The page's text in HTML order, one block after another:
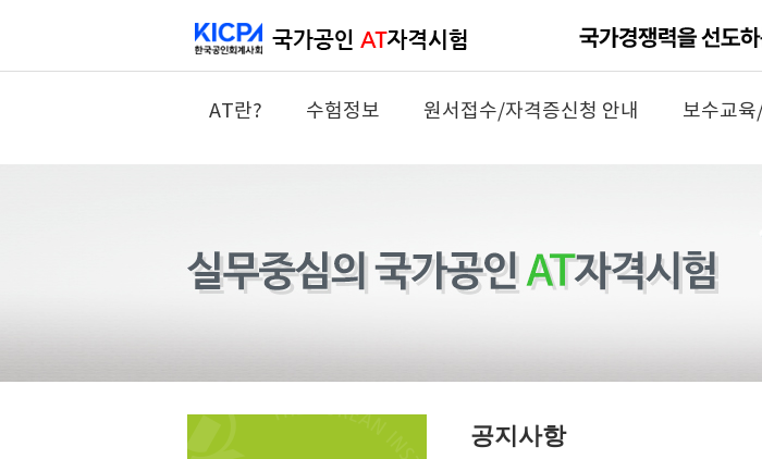
AT란? 수험정보 원서접수/자격증신청 안내 보수교
공지사항